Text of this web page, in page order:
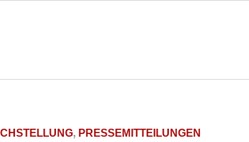
,PRESSEMITTEILUNGEN